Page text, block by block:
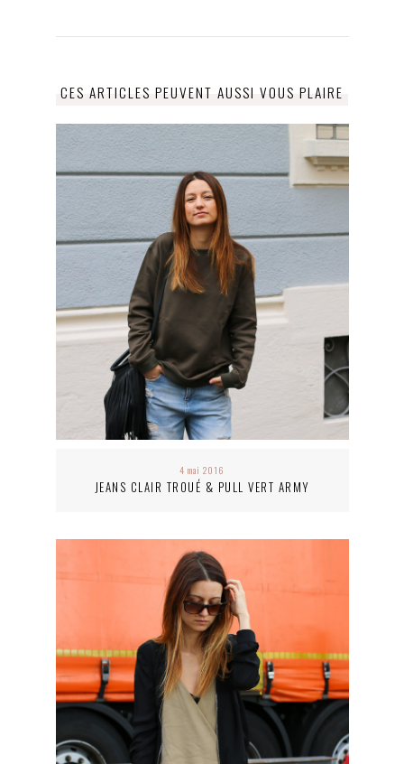
CES ARTICLES PEUVENT AUSSI VOUS PLAIRE
4 mai 2016
JEANS CLAIR TROUÉ & PULL VERT ARMY